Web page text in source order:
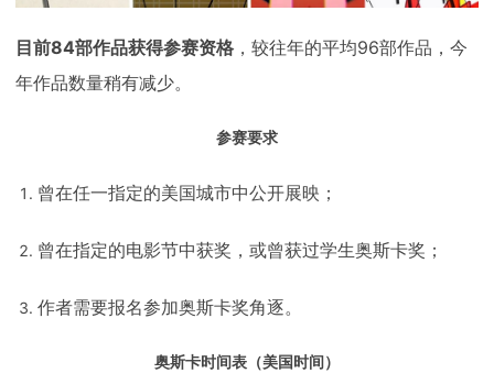
目前84部作品获得参赛资格 ，较往年的平均96部作品，今
年作品数量稍有减少。
参赛要求
曾在任一指定的美国城市中公开展映；
曾在指定的电影节中获奖，或曾获过学生奥斯卡奖；
作者需要报名参加奥斯卡奖角逐。
奥斯卡时间表（美国时间）